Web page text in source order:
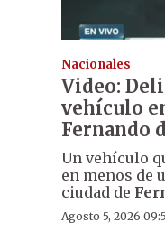
Nacionales
Video:
vehículo
Fernando
Un vehículo
en menos de
ciudad de
Agosto 5, 2026